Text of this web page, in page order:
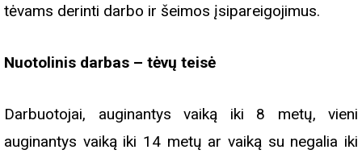
tėvams derinti darbo ir šeimos įsipareigojimus.
Nuotolinis darbas – tėvų teisė
Darbuotojai, auginantys vaiką iki 8 metų, vieni
auginantys vaiką iki 14 metų ar vaiką su negalia iki